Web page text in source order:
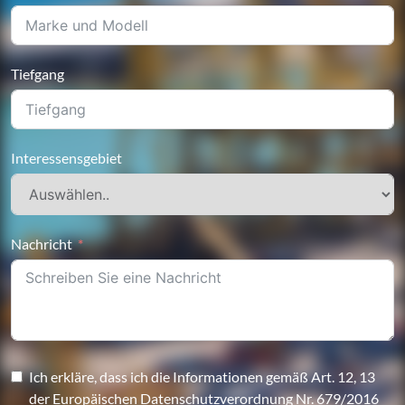
Tiefgang
Interessensgebiet
Nachricht
Ich erkläre, dass ich die Informationen gemäß Art. 12, 13
der Europäischen Datenschutzverordnung Nr. 679/2016